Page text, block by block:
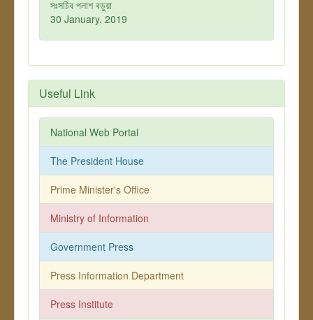
সঃসচিব পলাশ বড়ুয়া
30 January, 2019
Useful Link
National Web Portal
The President House
Prime Minister's Office
Ministry of Information
Government Press
Press Information Department
Press Institute